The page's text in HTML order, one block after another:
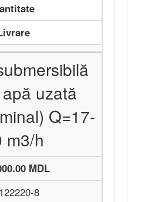
uzată
Q=17-
m3/h
MDL
8